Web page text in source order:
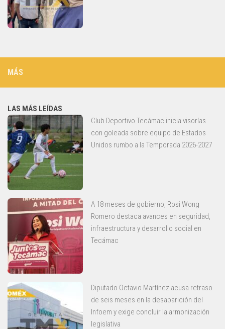
MÁS
LAS MÁS LEÍDAS
Club Deportivo Tecámac inicia visorías
con goleada sobre equipo de Estados
Unidos rumbo a la Temporada 2026-2027
A 18 meses de gobierno, Rosi Wong
Romero destaca avances en seguridad,
infraestructura y desarrollo social en
Tecámac
Diputado Octavio Martínez acusa retraso
de seis meses en la desaparición del
Infoem y exige concluir la armonización
legislativa